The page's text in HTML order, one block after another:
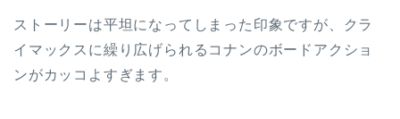
ストーリーは平坦になってしまった印象ですが、クラ
イマックスに繰り広げられるコナンのボードアクショ
ンがカッコよすぎます。